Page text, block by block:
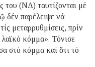
του (ΝΔ) ταυτίζονται μέ
δέν παρέλειψε νά
μεταρρυθμίσεις, πρίν
κόμμα». Τόνισε
στό κόμμα καί ὅτι τό